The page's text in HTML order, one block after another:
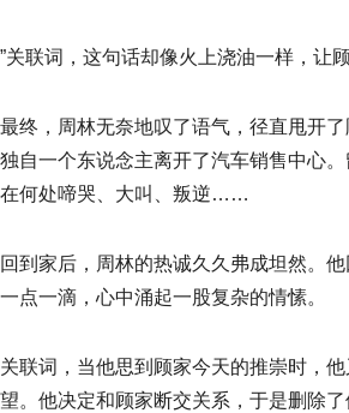
”关联词，这句话却像火上浇油一样，让
最终，周林无奈地叹了语气，径直甩开了
独自一个东说念主离开了汽车销售中心
在何处啼哭、大叫、叛逆……
回到家后，周林的热诚久久弗成坦然。
一点一滴，心中涌起一股复杂的情愫。
关联词，当他思到顾家今天的推崇时，
望。他决定和顾家断交关系，于是删除